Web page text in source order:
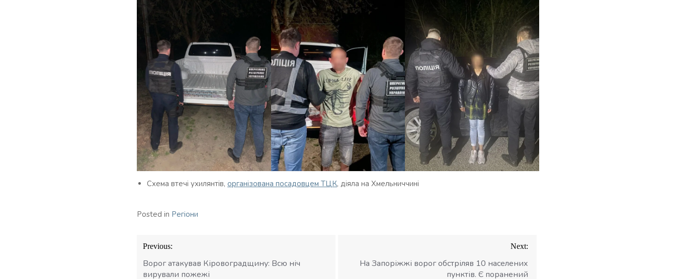
Схема втечі ухилянтів, організована посадовцем ТЦК, діяла на Хмельниччині
Posted in Регіони
Навігація
записів
Previous:
Ворог атакував Кіровоградщину: Всю ніч
вирували пожежі
Next:
На Запоріжжі ворог обстріляв 10 населених
пунктів. Є поранений